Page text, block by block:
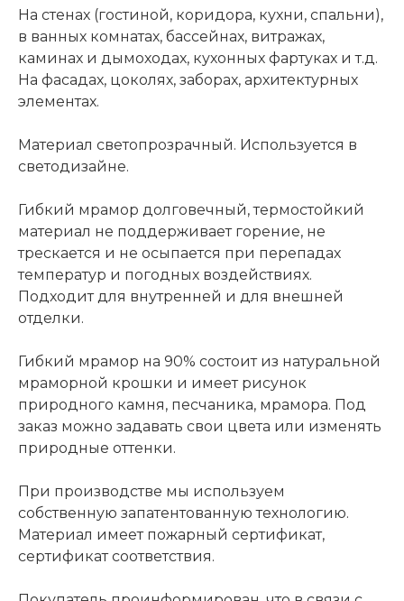
На стенах (гостиной, коридора, кухни, спальни),
в ванных комнатах, бассейнах, витражах,
каминах и дымоходах, кухонных фартуках и т.д.
На фасадах, цоколях, заборах, архитектурных
элементах.
Материал светопрозрачный. Используется в
светодизайне.
Гибкий мрамор долговечный, термостойкий
материал не поддерживает горение, не
трескается и не осыпается при перепадах
температур и погодных воздействиях.
Подходит для внутренней и для внешней
отделки.
Гибкий мрамор на 90% состоит из натуральной
мраморной крошки и имеет рисунок
природного камня, песчаника, мрамора. Под
заказ можно задавать свои цвета или изменять
природные оттенки.
При производстве мы используем
собственную запатентованную технологию.
Материал имеет пожарный сертификат,
сертификат соответствия.